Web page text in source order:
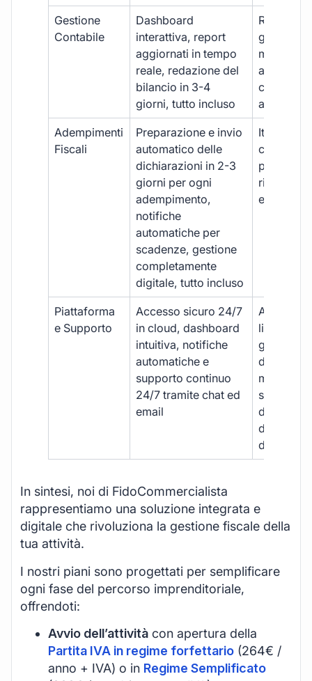
Gestione
Contabile
Dashboard
interattiva, report
aggiornati in tempo
reale, redazione del
bilancio in 3-4
giorni, tutto incluso
Report
gestione
manuale,
con
aggiuntivi
Adempimenti
Fiscali
Preparazione e invio
automatico delle
dichiarazioni in 2-3
giorni per ogni
adempimento,
notifiche
automatiche per
scadenze, gestione
completamente
digitale, tutto incluso
Iter
costi
per ogni
rischio di
e
Piattaforma
e Supporto
Accesso sicuro 24/7
in cloud, dashboard
intuitiva, notifiche
automatiche e
supporto continuo
24/7 tramite chat ed
email
Accesso
limitato,
gestione
manuale,
supporto
durante
d’ufficio.
In sintesi, noi di FidoCommercialista
rappresentiamo una soluzione integrata e
digitale che rivoluziona la gestione fiscale della
tua attività.
I nostri piani sono progettati per semplificare
ogni fase del percorso imprenditoriale,
offrendoti:
Avvio dell’attività con apertura della
Partita IVA in regime forfettario (264€ /
anno + IVA) o in Regime Semplificato